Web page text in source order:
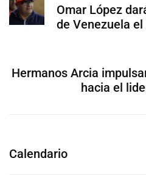
Omar López
de Venezuela
Hermanos Arcia
hacia el
Calendario